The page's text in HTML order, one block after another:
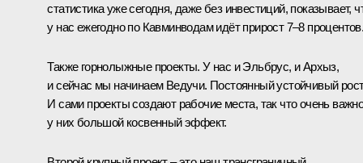
статистика уже сегодня, даже без инвестиций, показывает,
у нас ежегодно по Кавминводам идёт прирост 7–8
Также горнолыжные проекты. У нас и Эльбрус, и Архыз,
и сейчас мы начинаем Ведучи. Постоянный устойчивый
И сами проекты создают рабочие места, так что очень
у них большой косвенный эффект.